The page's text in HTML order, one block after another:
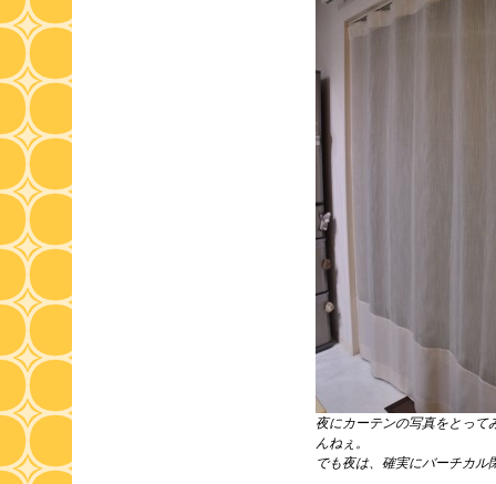
夜にカーテンの写真をとって
んねぇ。
でも夜は、確実にバーチカル